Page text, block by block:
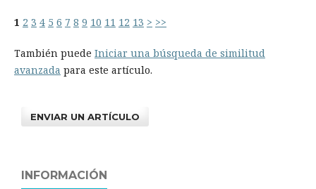
1 2 3 4 5 6 7 8 9 10 11 12 13 > >>
También puede Iniciar una búsqueda de similitud
avanzada para este artículo.
ENVIAR UN ARTÍCULO
INFORMACIÓN